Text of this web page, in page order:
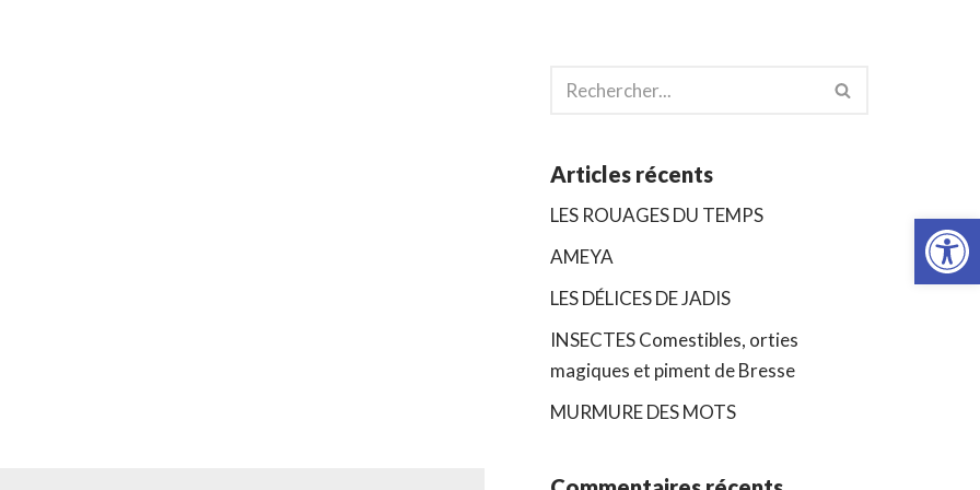
Ouvrir
Articles récents
LES ROUAGES DU TEMPS
AMEYA
LES DÉLICES DE JADIS
INSECTES Comestibles, orties
magiques et piment de Bresse
MURMURE DES MOTS